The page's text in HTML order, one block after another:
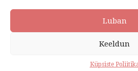
Luban
Keeldun
Küpsiste